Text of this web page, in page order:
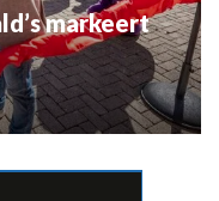
markeert